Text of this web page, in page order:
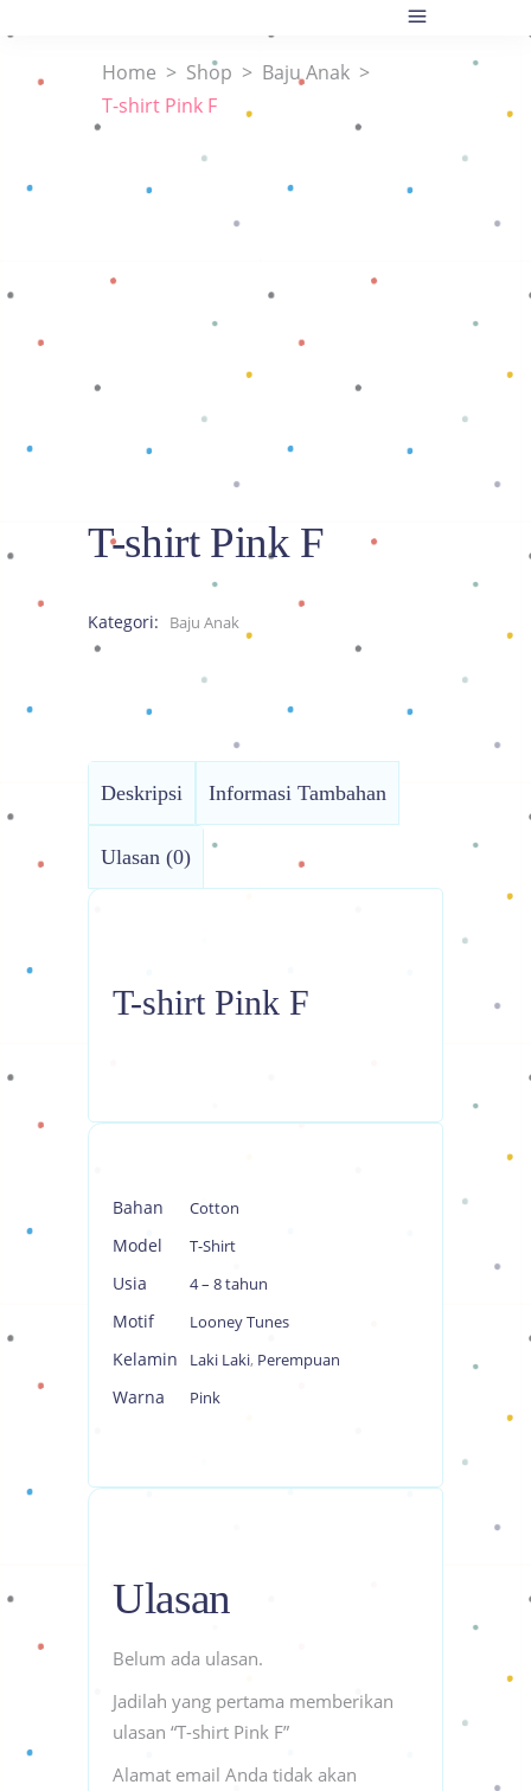
Home > Shop > Baju Anak >
T-shirt Pink F
T-shirt Pink F
Kategori: Baju Anak
Deskripsi Informasi Tambahan
Ulasan (0)
T-shirt Pink F
Bahan Cotton
Model T-Shirt
Usia 4 – 8 tahun
Motif Looney Tunes
Kelamin Laki Laki, Perempuan
Warna Pink
Ulasan
Belum ada ulasan.
Jadilah yang pertama memberikan
ulasan “T-shirt Pink F”
Alamat email Anda tidak akan